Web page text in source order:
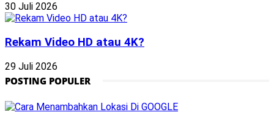
30 Juli 2026
Rekam Video HD atau 4K?
29 Juli 2026
POSTING POPULER